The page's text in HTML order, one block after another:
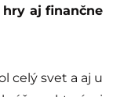
aj finančne
celý svet a aj u